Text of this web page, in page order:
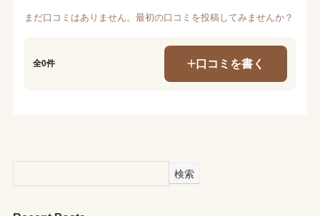
まだ口コミはありません。最初の口コミを投稿してみませんか？
全0件 口コミを書く
検索